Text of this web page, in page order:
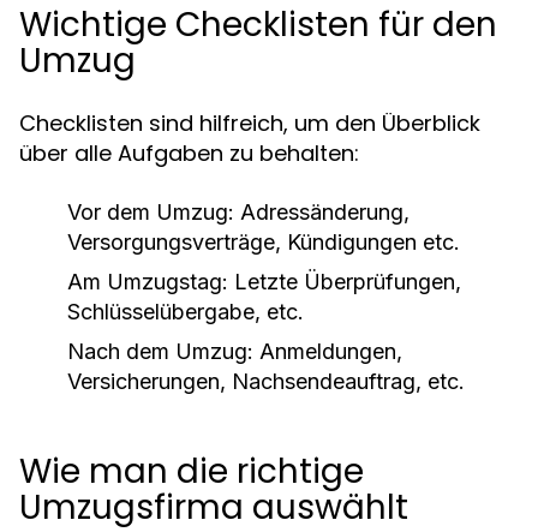
Wichtige Checklisten für den
Umzug
Checklisten sind hilfreich, um den Überblick
über alle Aufgaben zu behalten:
Vor dem Umzug: Adressänderung,
Versorgungsverträge, Kündigungen etc.
Am Umzugstag: Letzte Überprüfungen,
Schlüsselübergabe, etc.
Nach dem Umzug: Anmeldungen,
Versicherungen, Nachsendeauftrag, etc.
Wie man die richtige
Umzugsfirma auswählt